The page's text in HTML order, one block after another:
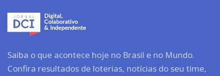
Saiba o que acontece hoje no Brasil e no Mundo.
Confira resultados de loterias, notícias do seu time,